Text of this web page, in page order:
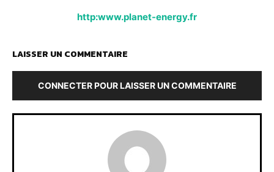
http:www.planet-energy.fr
LAISSER UN COMMENTAIRE
CONNECTER POUR LAISSER UN COMMENTAIRE